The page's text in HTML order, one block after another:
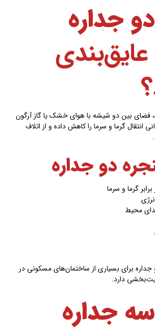
جداره
عایق‌بندی
فضای بین دو شیشه با هوای خشک یا گاز آرگون
انتقال گرما و سرما را کاهش داده و از اتلاف
دو جداره
گرما و سرما
محیط
جداره برای بسیاری از ساختمان‌های مسکونی در
دارد.
جداره